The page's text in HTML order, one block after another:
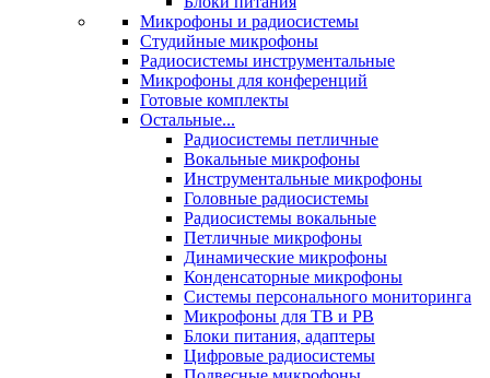
Микрофоны и радиосистемы
Студийные микрофоны
Радиосистемы инструментальные
Микрофоны для конференций
Готовые комплекты
Остальные...
Радиосистемы петличные
Вокальные микрофоны
Инструментальные микрофоны
Головные радиосистемы
Радиосистемы вокальные
Петличные микрофоны
Динамические микрофоны
Конденсаторные микрофоны
Системы персонального мониторинга
Микрофоны для ТВ и РВ
Блоки питания, адаптеры
Цифровые радиосистемы